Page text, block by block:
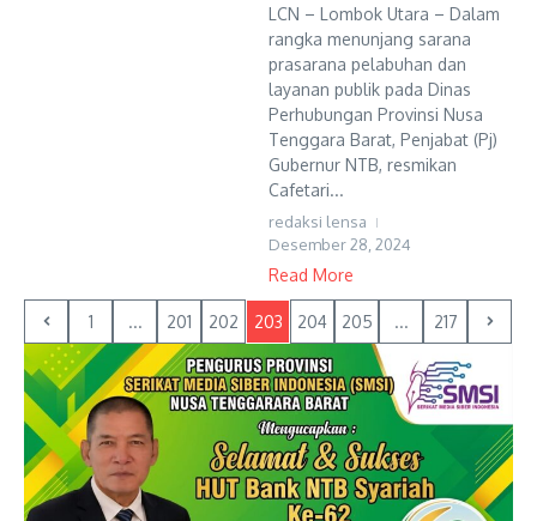
LCN – Lombok Utara – Dalam
rangka menunjang sarana
prasarana pelabuhan dan
layanan publik pada Dinas
Perhubungan Provinsi Nusa
Tenggara Barat, Penjabat (Pj)
Gubernur NTB, resmikan
Cafetari...
redaksi lensa
Desember 28, 2024
Read More
1 ... 201 202 203 204 205 ... 217